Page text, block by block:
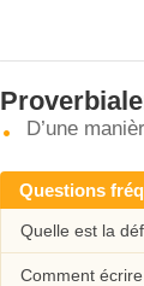
D’une
Questions
Quelle est la
Comment